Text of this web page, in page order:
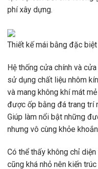
phí xây dựng.
Thiết kế mái bằng đặc
Hệ thống cửa chính và
sử dụng chất liệu nhôm
và mang không khí mát
được ốp bằng đá trang trí
Giúp làm nổi bật những
nhưng vô cùng khỏe
Có thể thấy không chỉ
cũng khá nhỏ nên kiến